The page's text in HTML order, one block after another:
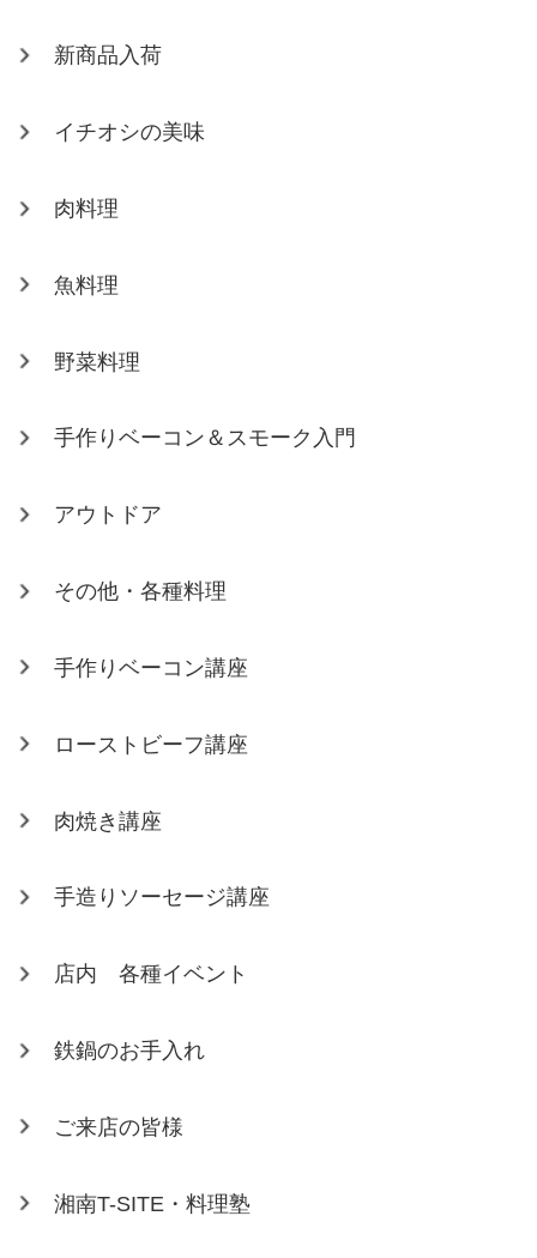
新商品入荷
イチオシの美味
肉料理
魚料理
野菜料理
手作りベーコン＆スモーク入門
アウトドア
その他・各種料理
手作りベーコン講座
ローストビーフ講座
肉焼き講座
手造りソーセージ講座
店内 各種イベント
鉄鍋のお手入れ
ご来店の皆様
湘南T-SITE・料理塾